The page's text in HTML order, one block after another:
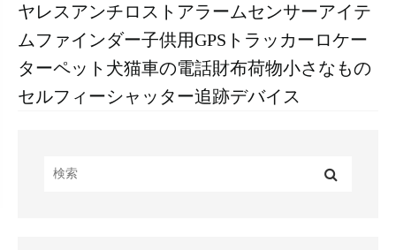
ヤレスアンチロストアラームセンサーアイテ
ムファインダー子供用GPSトラッカーロケー
ターペット犬猫車の電話財布荷物小さなもの
セルフィーシャッター追跡デバイス